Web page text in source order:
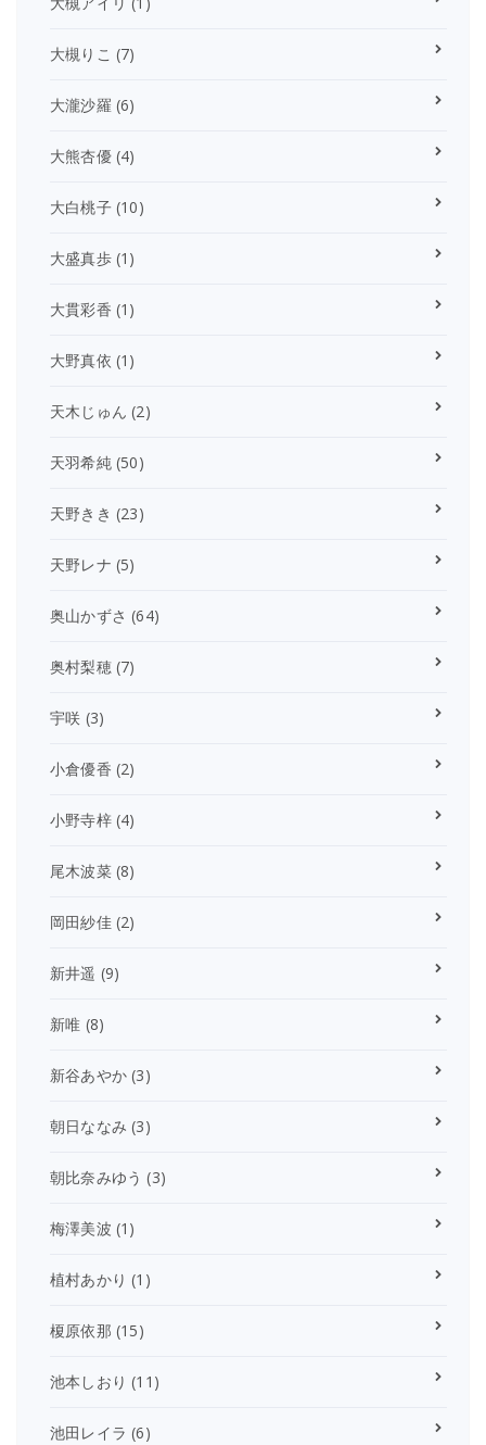
大槻りこ (7)
大瀧沙羅 (6)
大熊杏優(4)
大白桃子(10)
大盛真歩(1)
大貫彩香 (1)
大野真依 (1)
天木じゅん (2)
天羽希純(50)
天野きき (23)
天野レナ (5)
奥山かずさ (64)
奥村梨穂(7)
宇咲 (3)
小倉優香 (2)
小野寺梓(4)
尾木波菜(8)
岡田紗佳(2)
新井遥 (9)
新唯 (8)
新谷あやか (3)
朝日ななみ (3)
朝比奈みゆう (3)
梅澤美波 (1)
植村あかり (1)
榎原依那 (15)
池本しおり (11)
池田レイラ (6)